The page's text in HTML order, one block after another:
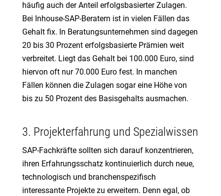
häufig auch der Anteil erfolgsbasierter Zulagen.
Bei Inhouse-SAP-Beratern ist in vielen Fällen das
Gehalt fix. In Beratungsunternehmen sind dagegen
20 bis 30 Prozent erfolgsbasierte Prämien weit
verbreitet. Liegt das Gehalt bei 100.000 Euro, sind
hiervon oft nur 70.000 Euro fest. In manchen
Fällen können die Zulagen sogar eine Höhe von
bis zu 50 Prozent des Basisgehalts ausmachen.
3. Projekterfahrung und Spezialwissen
SAP-Fachkräfte sollten sich darauf konzentrieren,
ihren Erfahrungsschatz kontinuierlich durch neue,
technologisch und branchenspezifisch
interessante Projekte zu erweitern. Denn egal, ob